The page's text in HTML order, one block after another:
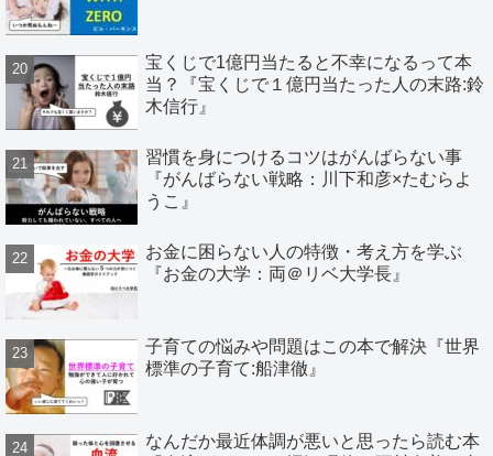
宝くじで1億円当たると不幸になるって本
当？『宝くじで１億円当たった人の末路:鈴
木信行』
習慣を身につけるコツはがんばらない事
『がんばらない戦略：川下和彦×たむらよ
うこ』
お金に困らない人の特徴・考え方を学ぶ
『お金の大学：両＠リベ大学長』
子育ての悩みや問題はこの本で解決『世界
標準の子育て:船津徹』
なんだか最近体調が悪いと思ったら読む本